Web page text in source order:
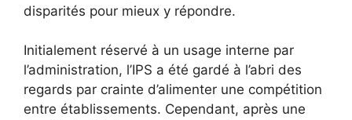
disparités pour mieux y répondre.
Initialement réservé à un usage interne par
l’administration, l’IPS a été gardé à l’abri des
regards par crainte d’alimenter une compétition
entre établissements. Cependant, après une